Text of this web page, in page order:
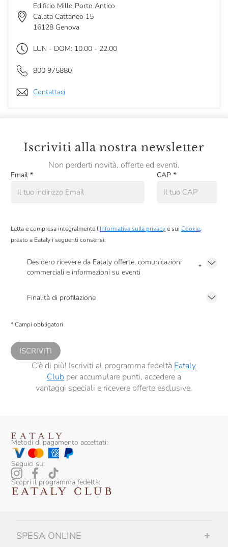
Edificio Millo Porto Antico
Calata Cattaneo 15
16128 Genova
LUN - DOM: 10.00 - 22.00
800 975880
Contattaci
Iscriviti alla nostra newsletter
Non perderti novità, offerte ed eventi.
Email * CAP *
Letta e compresa integralmente l’Informativa sulla privacye sui Cookie,
presto a Eataly i seguenti consensi:
Desidero ricevere da Eataly offerte, comunicazioni
commerciali e informazioni su eventi
*
Finalità di profilazione
comunicazioni commerciali personalizzate, in caso di consenso prestato ai
* Campi obbligatori
ISCRIVITI
C’è di più! Iscriviti al programma fedeltà Eataly
Clubper accumulare punti, accedere a
vantaggi speciali e ricevere offerte esclusive.
Metodi di pagamento accettati:
Seguici su:
Scopri il programma fedeltà:
SPESA ONLINE